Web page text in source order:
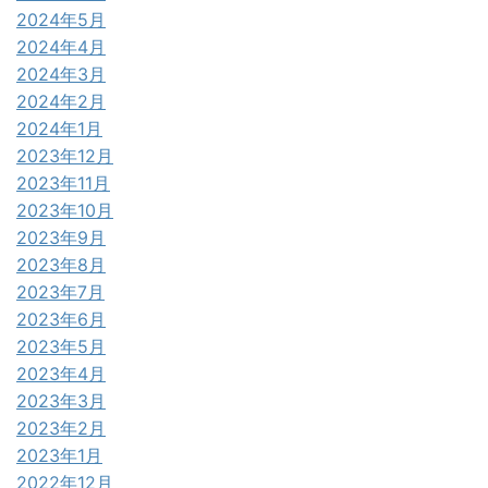
2024年5月
2024年4月
2024年3月
2024年2月
2024年1月
2023年12月
2023年11月
2023年10月
2023年9月
2023年8月
2023年7月
2023年6月
2023年5月
2023年4月
2023年3月
2023年2月
2023年1月
2022年12月